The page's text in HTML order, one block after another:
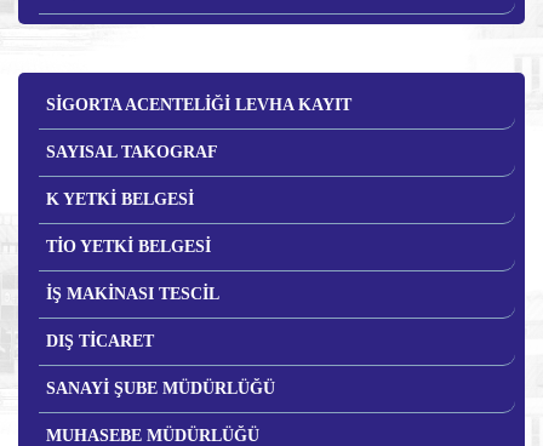
SİGORTA ACENTELİĞİ LEVHA KAYIT
SAYISAL TAKOGRAF
K YETKİ BELGESİ
TİO YETKİ BELGESİ
İŞ MAKİNASI TESCİL
DIŞ TİCARET
SANAYİ ŞUBE MÜDÜRLÜĞÜ
MUHASEBE MÜDÜRLÜĞÜ